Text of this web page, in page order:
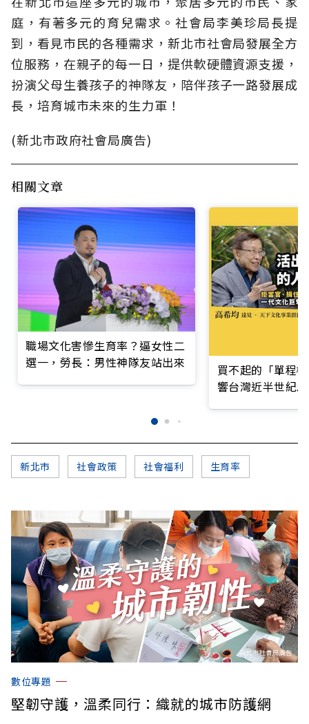
庭，有著多元的育兒需求。社會局李美珍局長提
到，看見市民的各種需求，新北市社會局發展全方
位服務，在親子的每一日，提供軟硬體資源支援，
扮演父母生養孩子的神隊友，陪伴孩子一路發展成
長，培育城市未來的生力軍！
(新北市政府社會局廣告)
相關文章
職場文化害慘生育率？逼女性二
選一，勞長：男性神隊友站出來
買不起的「單程
響台灣近半世紀
新北市 社會政策 社會福利 生育率
數位專題
堅韌守護，溫柔同行：織就的城市防護網